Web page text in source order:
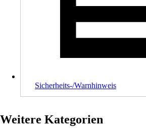
Sicherheits-/Warnhinweis
Weitere Kategorien